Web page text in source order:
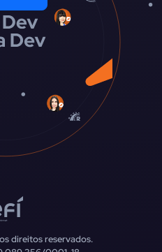
direitos reservados.